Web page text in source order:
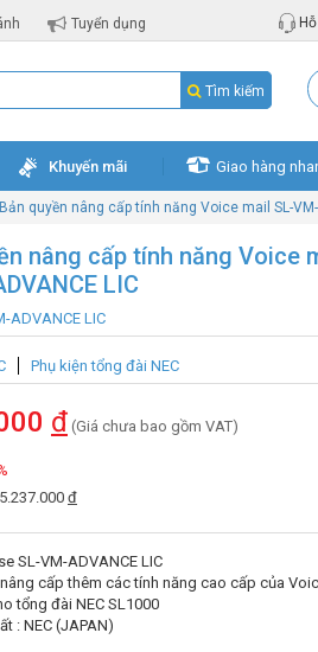
Tuyển dụng Hỗ
Tìm kiếm
Khuyến mãi Giao hàng
Bản quyền nâng cấp tính năng Voice mail SL-VM-
nâng cấp tính năng Voice
LIC
ADVANCE LIC
Phụ kiện tổng đài NEC
đ (Giá chưa bao gồm VAT)
đ
SL-VM-ADVANCE LIC
cấp thêm các tính năng cao cấp của
tổng đài NEC SL1000
: NEC (JAPAN)